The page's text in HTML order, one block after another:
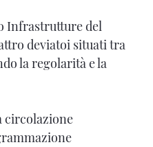
Infrastrutture del
deviatoi situati tra
la regolarità e la
circolazione